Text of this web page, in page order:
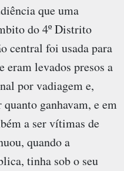
que uma
do 4º Distrito
central foi usada para
eram levados presos a
por vadiagem e,
ganhavam, e em
a ser vítimas de
quando a
tinha sob o seu